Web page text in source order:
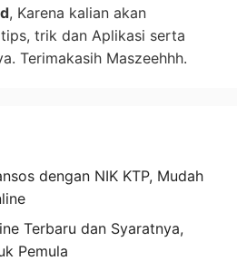
, Karena kalian akan
trik dan Aplikasi serta
Terimakasih Maszeehhh.
dengan NIK KTP, Mudah
Terbaru dan Syaratnya,
Pemula